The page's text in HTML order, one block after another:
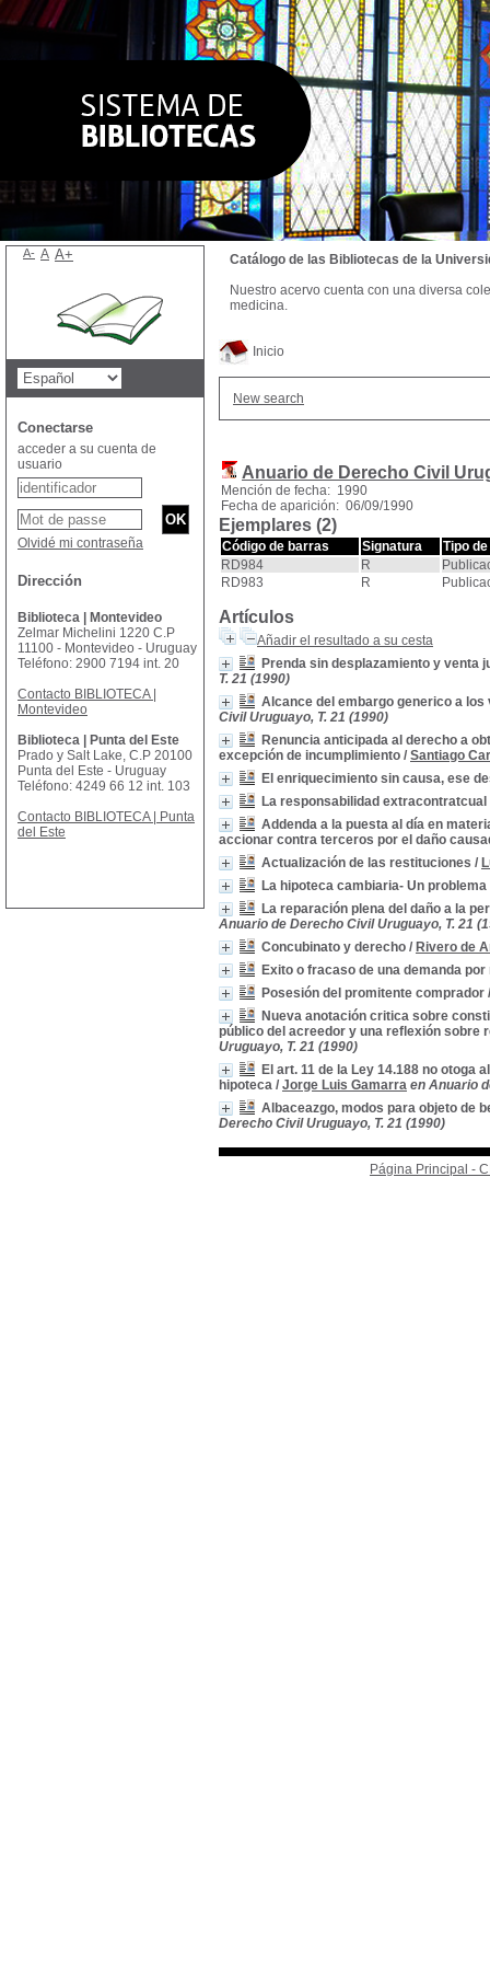
Inicio
New search
Anuario de Derecho Civil
Mención de fecha: 1990
Fecha de aparición: 06/09/1990
Ejemplares (2)
Código de barras Signatura
Tipo
RD984
R
RD983
R
Artículos
Añadir el resultado a su cesta
Prenda sin desplazamiento y venta
T. 21 (1990)
Alcance del embargo generico a los
Civil Uruguayo, T. 21 (1990)
Renuncia anticipada al derecho a
excepción de incumplimiento / Santiago
El enriquecimiento sin causa, ese
La responsabilidad extracontratcual
Addenda a la puesta al día en
accionar contra terceros por el daño
Actualización de las restituciones /
La hipoteca cambiaria- Un
La reparación plena del daño a la
Anuario de Derecho Civil Uruguayo, T. 21
Concubinato y derecho / Rivero de
Exito o fracaso de una demanda
Posesión del promitente comprador
Nueva anotación critica sobre
público del acreedor y una reflexión
Uruguayo, T. 21 (1990)
El art. 11 de la Ley 14.188 no
hipoteca / Jorge Luis Gamarra en Anuario
Albaceazgo, modos para objeto de
Derecho Civil Uruguayo, T. 21 (1990)
Página Principal -
Catálogo de las Bibliotecas de la
Nuestro acervo cuenta con una diversa
medicina.
A- A A+
Conectarse
acceder a su cuenta de
usuario
Olvidé mi contraseña
Dirección
Biblioteca | Montevideo
Zelmar Michelini 1220 C.P
11100 - Montevideo - Uruguay
Teléfono: 2900 7194 int. 20
Contacto BIBLIOTECA |
Montevideo
Biblioteca | Punta del Este
Prado y Salt Lake, C.P 20100
Punta del Este - Uruguay
Teléfono: 4249 66 12 int. 103
Contacto BIBLIOTECA | Punta
del Este